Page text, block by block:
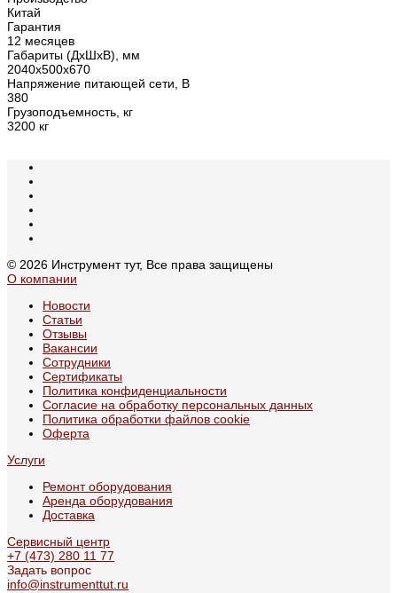
Китай
Гарантия
12 месяцев
Габариты (ДхШхВ), мм
2040х500х670
Напряжение питающей сети, В
380
Грузоподъемность, кг
3200 кг
© 2026 Инструмент тут, Все права защищены
О компании
Новости
Статьи
Отзывы
Вакансии
Сотрудники
Сертификаты
Политика конфиденциальности
Согласие на обработку персональных данных
Политика обработки файлов cookie
Оферта
Услуги
Ремонт оборудования
Аренда оборудования
Доставка
Сервисный центр
+7 (473) 280 11 77
Задать вопрос
info@instrumenttut.ru